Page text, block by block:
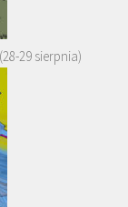
29 sierpnia)